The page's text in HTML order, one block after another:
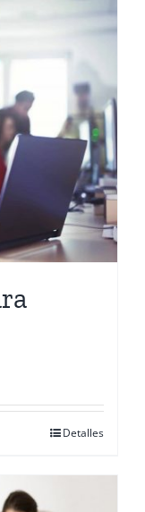
Detalles